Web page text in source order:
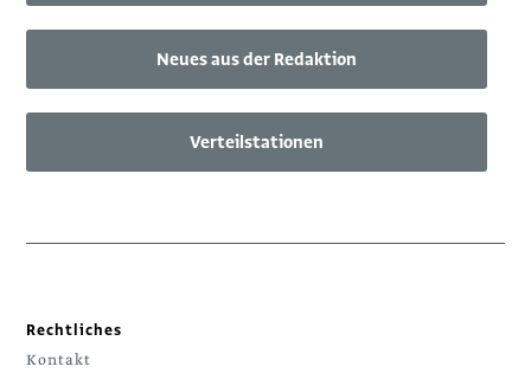
Neues aus der Redaktion
Verteilstationen
Rechtliches
Kontakt